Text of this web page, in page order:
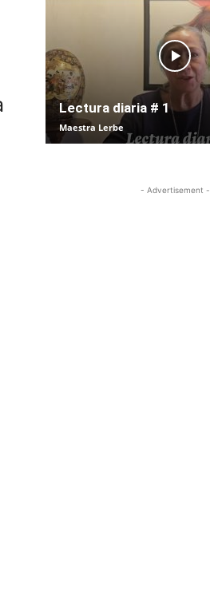
Lectura diaria # 1
Maestra Lerbe
- Advertisement -